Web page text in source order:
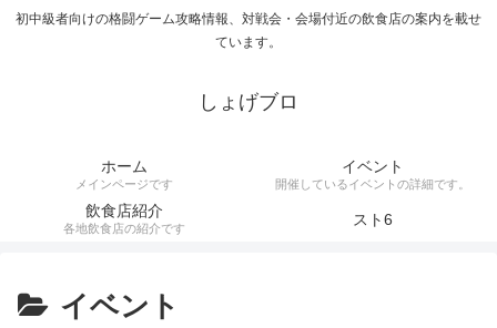
初中級者向けの格闘ゲーム攻略情報、対戦会・会場付近の飲食店の案内を載せ
ています。
しょげブロ
ホーム
メインページです
イベント
開催しているイベントの詳細です。
飲食店紹介
各地飲食店の紹介です スト6
イベント